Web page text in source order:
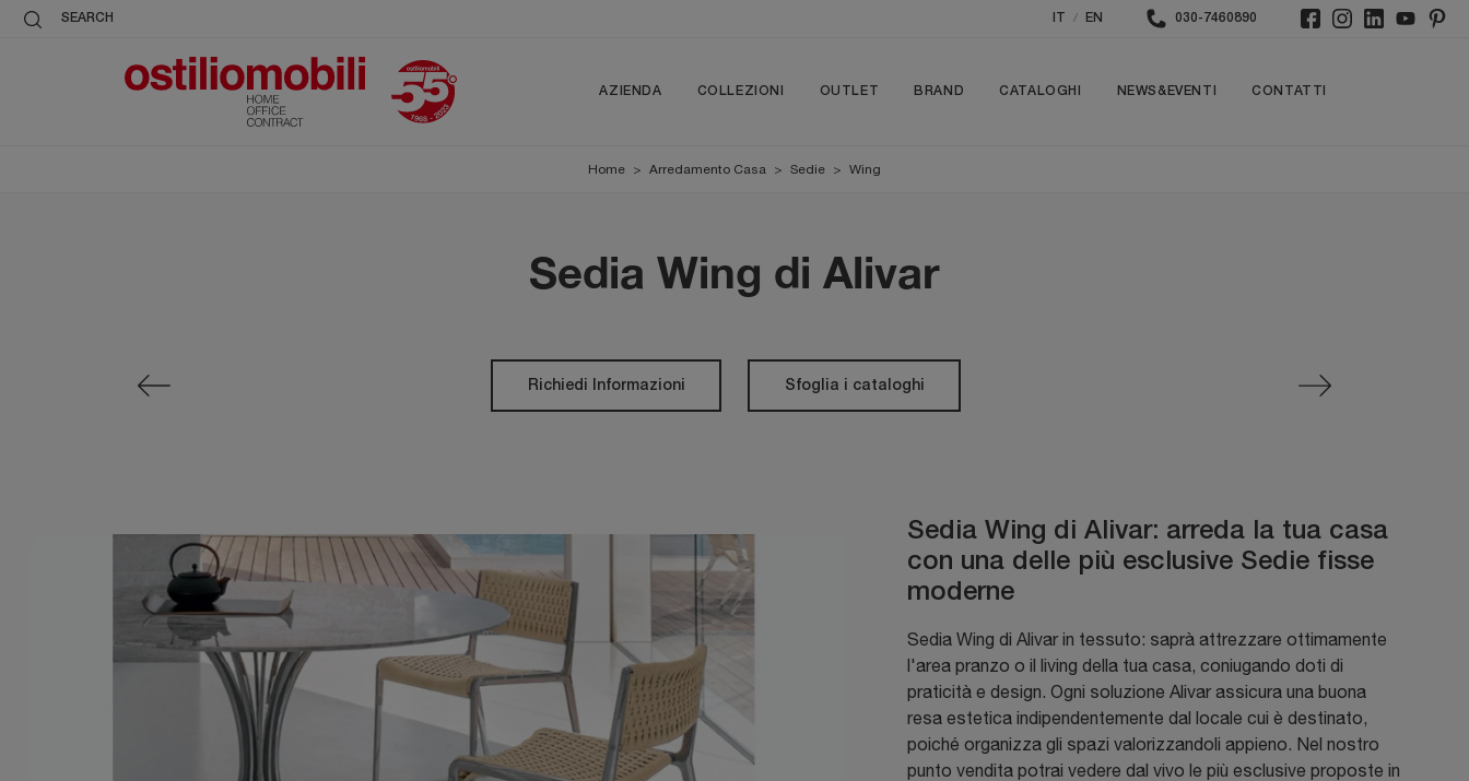
SEARCH / EN 030-7460890
AZIENDA COLLEZIONI OUTLET BRAND CATALOGHI NEWS&EVENTI CONTATTI
Home > Arredamento Casa > Sedie > Wing
Sedia Wing di Alivar
Richiedi Informazioni Sfoglia i cataloghi
Sedia Wing di Alivar: arreda la tua casa
con una delle più esclusive Sedie fisse
moderne
Sedia Wing di Alivar in tessuto: saprà attrezzare ottimamente
l'area pranzo o il living della tua casa, coniugando doti di
praticità e design. Ogni soluzione Alivar assicura una buona
resa estetica indipendentemente dal locale cui è destinato,
poiché organizza gli spazi valorizzandoli appieno. Nel nostro
punto vendita potrai vedere dal vivo le più esclusive proposte in